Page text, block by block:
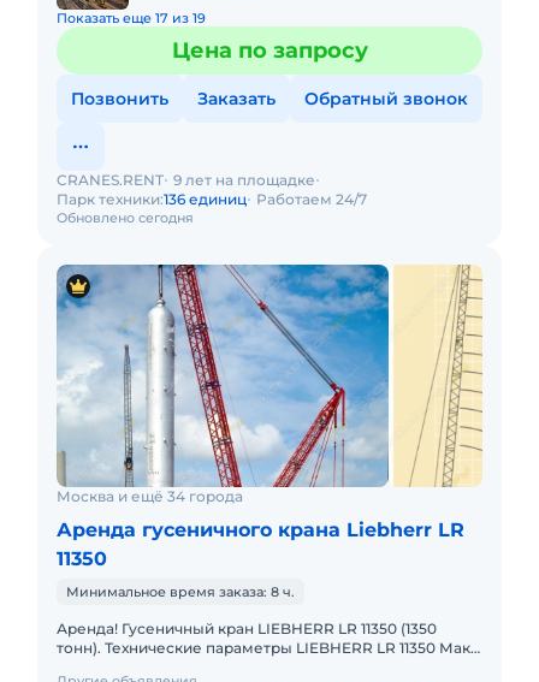
Показать еще 17 из 19
Цена по запросу
Позвонить Заказать Обратный звонок
Обновлено сегодня
CRANES.RENT 9 лет на площадке
Парк техники:136 единиц Работаем 24/7
Москва и ещё 34 города
Аренда гусеничного крана Liebherr LR
11350
Минимальное время заказа: 8 ч.
Аренда! Гусеничный кран LIEBHERR LR 11350 (1350
тонн). Технические параметры LIEBHERR LR 11350 Макс.